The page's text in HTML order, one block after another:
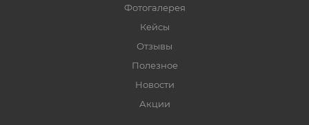
Фотогалерея
Кейсы
Отзывы
Полезное
Новости
Акции